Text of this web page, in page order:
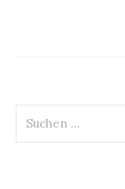
nach: